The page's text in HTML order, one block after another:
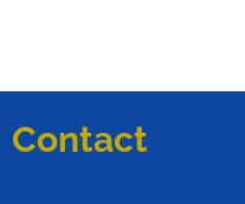
Contact